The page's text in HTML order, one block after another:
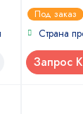
0
out
of
Под заказ
Страна
Запрос